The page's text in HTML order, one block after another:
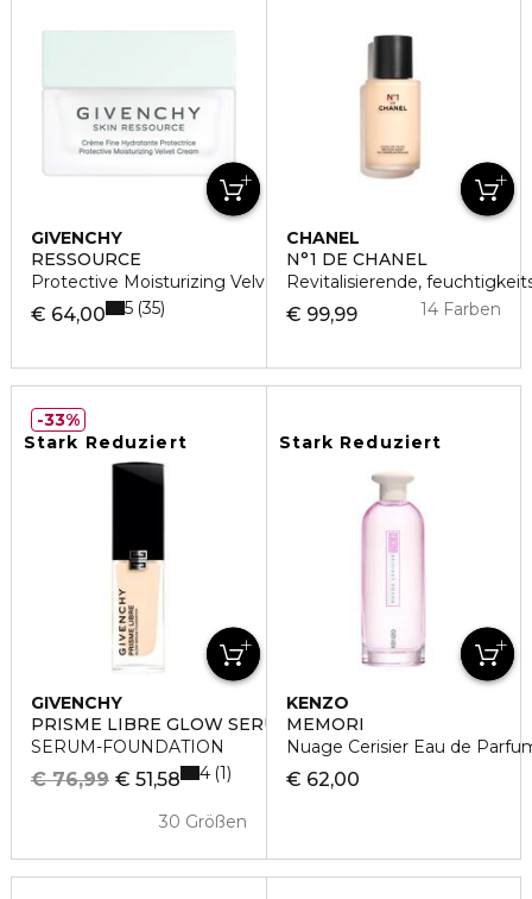
GIVENCHY
RESSOURCE
Protective Moisturizing Velvet Cream
€ 64,00 5 35
CHANEL
N°1 DE CHANEL
Revitalisierende,
€ 99,99 14 Farben
Stark Reduziert
GIVENCHY
PRISME LIBRE GLOW SERUM
SERUM-FOUNDATION
€ 51,58
€ 76,99
30 Größen
4 1
33%
Stark Reduziert
KENZO
MEMORI
Nuage Cerisier Eau de
€ 62,00